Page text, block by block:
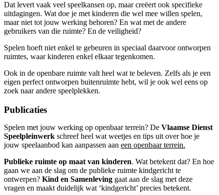
Dat levert vaak veel speelkansen op, maar creëert ook specifieke
uitdagingen. Wat doe je met kinderen die wel mee willen spelen,
maar niet tot jouw werking behoren? En wat met de andere
gebruikers van die ruimte? En de veiligheid?
Spelen hoeft niet enkel te gebeuren in speciaal daarvoor ontworpen
ruimtes, waar kinderen enkel elkaar tegenkomen.
Ook in de openbare ruimte valt heel wat te beleven. Zelfs als je een
eigen perfect ontworpen buitenruimte hebt, wil je ook wel eens op
zoek naar andere speelplekken.
Publicaties
Spelen met jouw werking op openbaar terrein? De Vlaamse Dienst
Speelpleinwerk schreef heel wat weetjes en tips uit over hoe je
jouw speelaanbod kan aanpassen aan een openbaar terrein.
Publieke ruimte op maat van kinderen. Wat betekent dat? En hoe
gaan we aan de slag om de publieke ruimte kindgericht te
ontwerpen? Kind en Samenleving gaat aan de slag met deze
vragen en maakt duidelijk wat ‘kindgericht’ precies betekent.